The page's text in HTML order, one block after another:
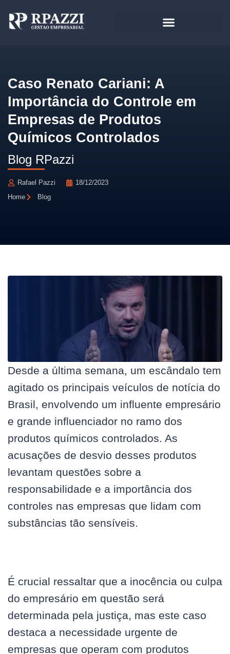
Caso Renato Cariani: A
Importância do Controle em
Empresas de Produtos
Químicos Controlados
Blog RPazzi
Rafael Pazzi
18/12/2023
Home
Blog
Desde a última semana, um escândalo tem
agitado os principais veículos de notícia do
Brasil, envolvendo um influente empresário
e grande influenciador no ramo dos
produtos químicos controlados. As
acusações de desvio desses produtos
levantam questões sobre a
responsabilidade e a importância dos
controles nas empresas que lidam com
substâncias tão sensíveis.
É crucial ressaltar que a inocência ou culpa
do empresário em questão será
determinada pela justiça, mas este caso
destaca a necessidade urgente de
empresas que operam com produtos